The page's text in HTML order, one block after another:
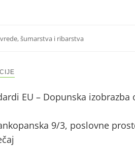
šumarstva i ribarstva
EU – Dopunska
9/3, poslovne